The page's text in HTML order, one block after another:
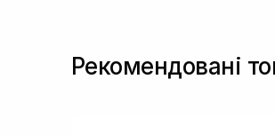
Рекомендовані